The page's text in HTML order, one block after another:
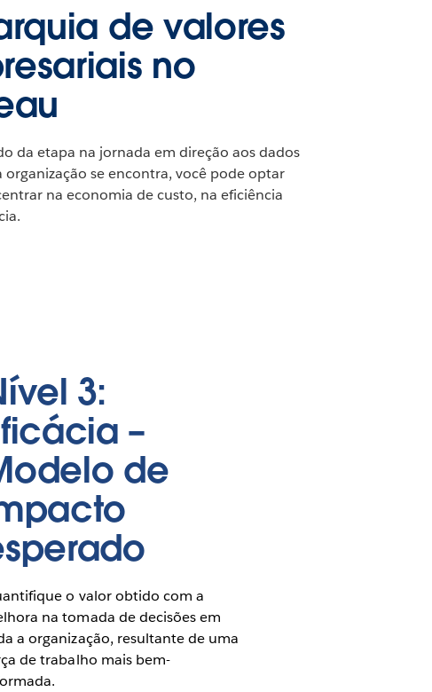
de valores
no
da etapa na jornada em direção aos dados
organização se encontra, você pode optar
na economia de custo, na eficiência
3:
–
de
o valor obtido com a
na tomada de decisões em
a organização, resultante de uma
de trabalho mais bem-